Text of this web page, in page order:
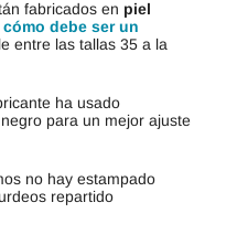
fabricados en piel
cómo debe ser un
entre las tallas 35 a la
ha usado
para un mejor ajuste
no hay estampado
repartido